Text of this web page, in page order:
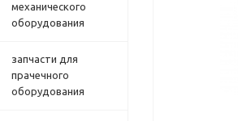
механического
оборудования
запчасти для
прачечного
оборудования